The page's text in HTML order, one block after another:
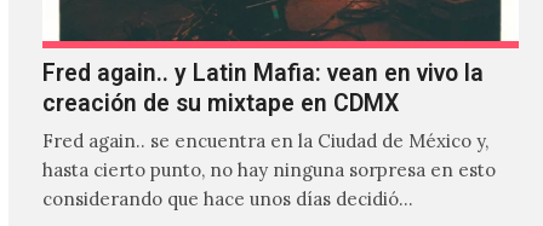
Fred again.. y Latin Mafia: vean en vivo la
creación de su mixtape en CDMX
Fred again.. se encuentra en la Ciudad de México y,
hasta cierto punto, no hay ninguna sorpresa en esto
considerando que hace unos días decidió…